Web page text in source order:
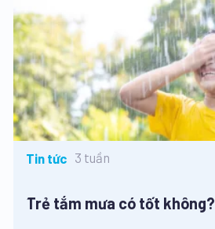
Tin tức 3 tuần
Trẻ tắm mưa có tốt không?